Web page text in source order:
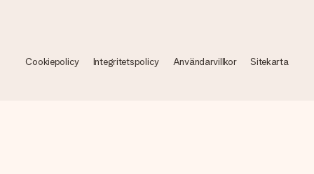
Cookiepolicy Integritetspolicy Användarvillkor Sitekarta